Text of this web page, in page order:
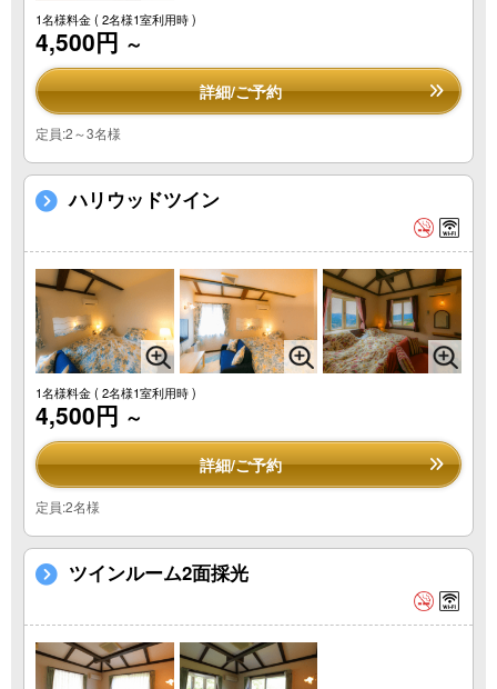
1名様料金( 2名様1室利用時 )
4,500円 ～
詳細/ご予約
定員:2～3名様
ハリウッドツイン
1名様料金( 2名様1室利用時 )
4,500円 ～
詳細/ご予約
定員:2名様
ツインルーム2面採光